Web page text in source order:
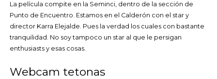
La película compite en la Seminci, dentro de la sección de
Punto de Encuentro. Estamos en el Calderón con el star y
director Karra Elejalde. Pues la verdad los cuales con bastante
tranquilidad. No soy tampoco un star al que le persigan
enthusiasts y esas cosas.
Webcam tetonas